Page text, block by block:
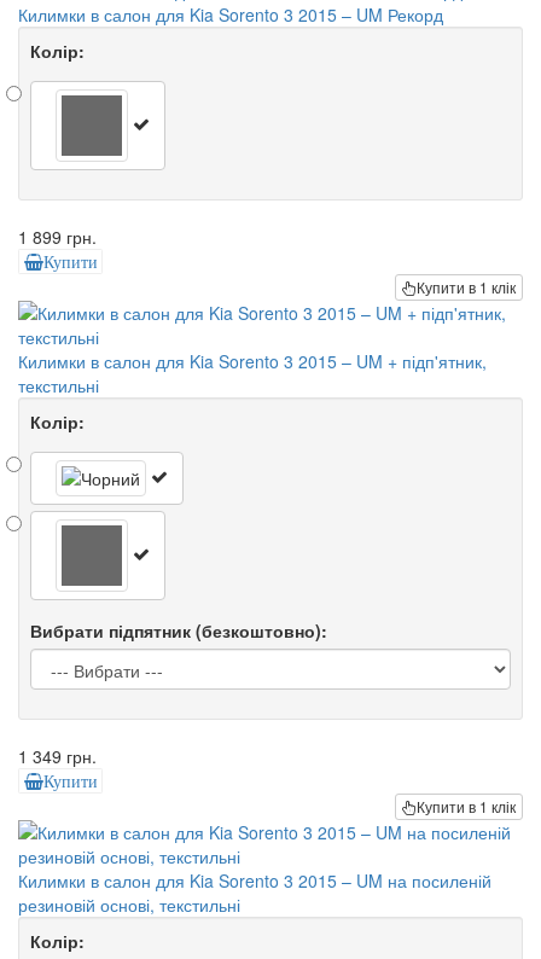
Килимки в салон для Kia Sorento 3 2015 – UM Рекорд
Колір:
1 899 грн.
Купити
Купити в 1 клік
Килимки в салон для Kia Sorento 3 2015 – UM + підп'ятник,
текстильні
Колір:
Вибрати підпятник (безкоштовно):
1 349 грн.
Купити
Купити в 1 клік
Килимки в салон для Kia Sorento 3 2015 – UM на посиленій
резиновій основі, текстильні
Колір: